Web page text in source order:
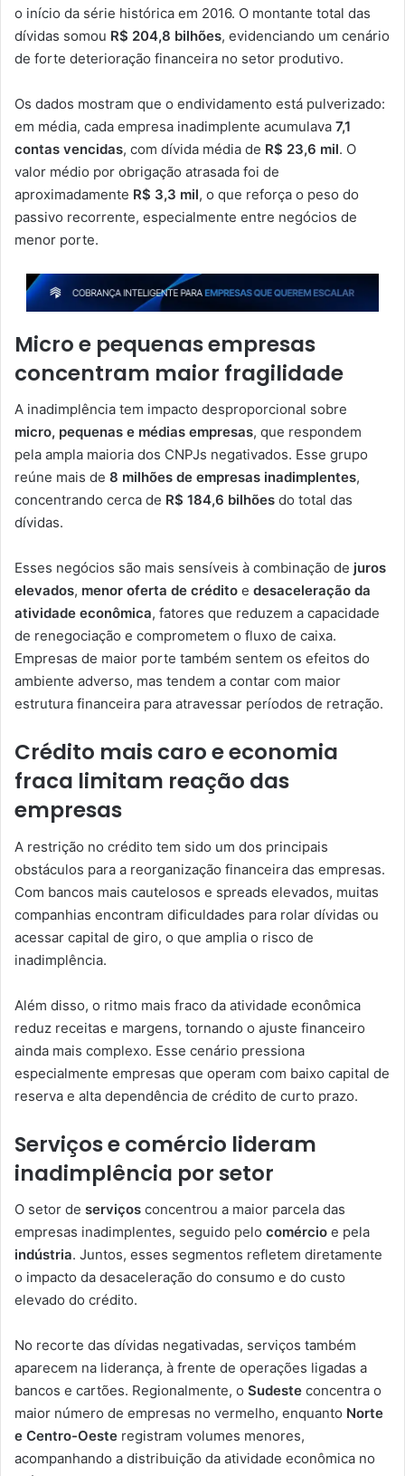
o início da série histórica em 2016. O montante total das
dívidas somou R$ 204,8 bilhões, evidenciando um cenário
de forte deterioração financeira no setor produtivo.
Os dados mostram que o endividamento está pulverizado:
em média, cada empresa inadimplente acumulava 7,1
contas vencidas, com dívida média de R$ 23,6 mil. O
valor médio por obrigação atrasada foi de
aproximadamente R$ 3,3 mil, o que reforça o peso do
passivo recorrente, especialmente entre negócios de
menor porte.
Micro e pequenas empresas
concentram maior fragilidade
A inadimplência tem impacto desproporcional sobre
micro, pequenas e médias empresas, que respondem
pela ampla maioria dos CNPJs negativados. Esse grupo
reúne mais de 8 milhões de empresas inadimplentes,
concentrando cerca de R$ 184,6 bilhões do total das
dívidas.
Esses negócios são mais sensíveis à combinação de juros
elevados, menor oferta de crédito e desaceleração da
atividade econômica, fatores que reduzem a capacidade
de renegociação e comprometem o fluxo de caixa.
Empresas de maior porte também sentem os efeitos do
ambiente adverso, mas tendem a contar com maior
estrutura financeira para atravessar períodos de retração.
Crédito mais caro e economia
fraca limitam reação das
empresas
A restrição no crédito tem sido um dos principais
obstáculos para a reorganização financeira das empresas.
Com bancos mais cautelosos e spreads elevados, muitas
companhias encontram dificuldades para rolar dívidas ou
acessar capital de giro, o que amplia o risco de
inadimplência.
Além disso, o ritmo mais fraco da atividade econômica
reduz receitas e margens, tornando o ajuste financeiro
ainda mais complexo. Esse cenário pressiona
especialmente empresas que operam com baixo capital de
reserva e alta dependência de crédito de curto prazo.
Serviços e comércio lideram
inadimplência por setor
O setor de serviços concentrou a maior parcela das
empresas inadimplentes, seguido pelo comércio e pela
indústria. Juntos, esses segmentos refletem diretamente
o impacto da desaceleração do consumo e do custo
elevado do crédito.
No recorte das dívidas negativadas, serviços também
aparecem na liderança, à frente de operações ligadas a
bancos e cartões. Regionalmente, o Sudeste concentra o
maior número de empresas no vermelho, enquanto Norte
e Centro-Oeste registram volumes menores,
acompanhando a distribuição da atividade econômica no